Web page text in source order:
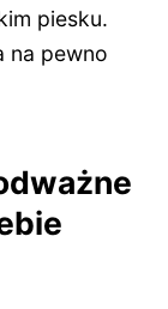
piesku.
na pewno